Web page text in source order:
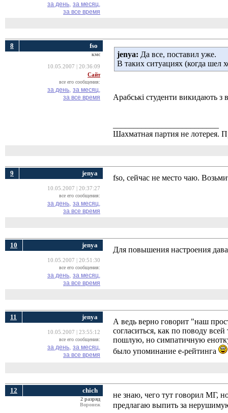
за день, за месяц,
за все время
8 fso
кмс
10.05.2007 | 20:36:09
Сайт
все его сообщения:
за день, за месяц,
за все время
jenya: Да все, поставил уже.
В таких ситуациях (когда шел
Арабські студенти викидають з
Шахматная партия не
9 jenya
10.05.2007 | 20:37:27
все его сообщения:
за день, за месяц,
за все время
fso, сейчас не место чаю.
10 jenya
10.05.2007 | 20:51:30
все его сообщения:
за день, за месяц,
за все время
Для повышения настроения
11 jenya
10.05.2007 | 23:55:12
все его сообщения:
за день, за месяц,
за все время
А ведь верно говорит "наш
согласиться, как по поводу
пошлую, но симпатичную
было упоминание е-рейтинга
12 chich
2 разряд
Воронеж
не знаю, чего тут говорил МГ,
предлагаю выпить за